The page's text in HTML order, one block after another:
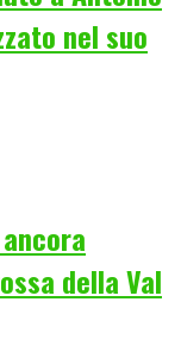
nel suo
della Val